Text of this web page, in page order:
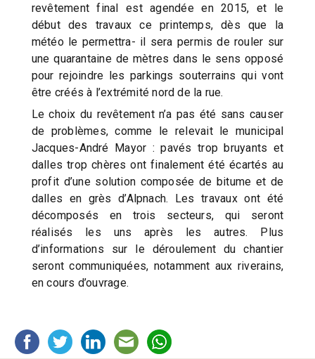
revêtement final est agendée en 2015, et le
début des travaux ce printemps, dès que la
météo le permettra- il sera permis de rouler sur
une quarantaine de mètres dans le sens opposé
pour rejoindre les parkings souterrains qui vont
être créés à l’extrémité nord de la rue.
Le choix du revêtement n’a pas été sans causer
de problèmes, comme le relevait le municipal
Jacques-André Mayor : pavés trop bruyants et
dalles trop chères ont finalement été écartés au
profit d’une solution composée de bitume et de
dalles en grès d’Alpnach. Les travaux ont été
décomposés en trois secteurs, qui seront
réalisés les uns après les autres. Plus
d’informations sur le déroulement du chantier
seront communiquées, notamment aux riverains,
en cours d’ouvrage.